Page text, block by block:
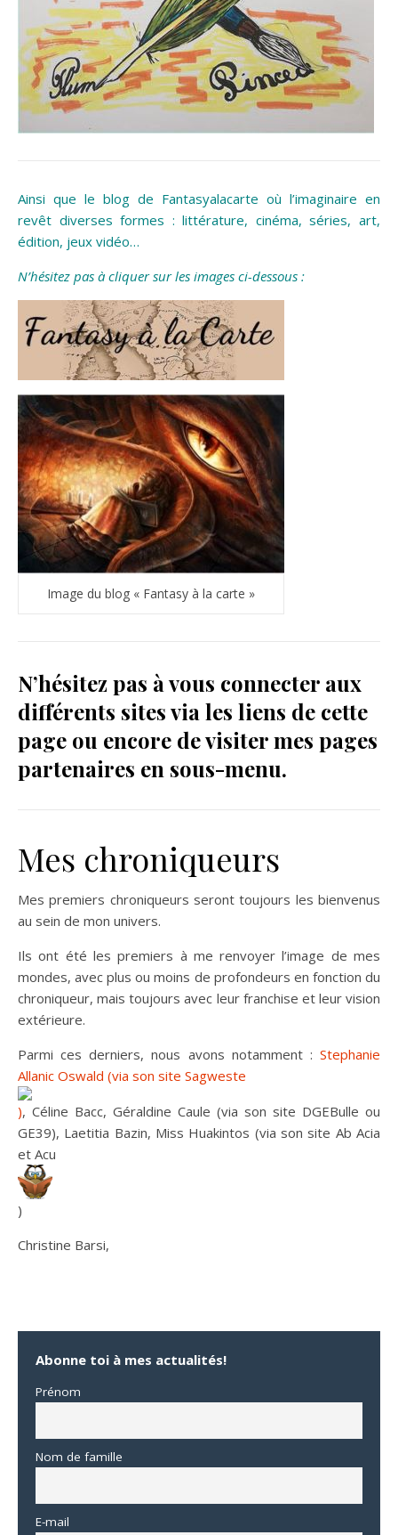
Ainsi que le blog de Fantasyalacarte où l’imaginaire en
revêt diverses formes : littérature, cinéma, séries, art,
édition, jeux vidéo…
N’hésitez pas à cliquer sur les images ci-dessous :
Image du blog « Fantasy à la carte »
N’hésitez pas à vous connecter aux
différents sites via les liens de cette
page ou encore de visiter mes pages
partenaires en sous-menu.
Mes chroniqueurs
Mes premiers chroniqueurs seront toujours les bienvenus
au sein de mon univers.
Ils ont été les premiers à me renvoyer l’image de mes
mondes, avec plus ou moins de profondeurs en fonction du
chroniqueur, mais toujours avec leur franchise et leur vision
extérieure.
Parmi ces derniers, nous avons notamment : Stephanie
Allanic Oswald (via son site Sagweste
), Céline Bacc, Géraldine Caule (via son site DGEBulle ou
GE39), Laetitia Bazin, Miss Huakintos (via son site Ab Acia
et Acu
)
Christine Barsi,
Abonne toi à mes actualités!
Prénom
Nom de famille
E-mail